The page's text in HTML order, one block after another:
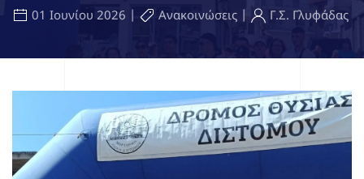
01 Ιουνίου 2026 | Ανακοινώσεις | Γ.Σ. Γλυφάδας